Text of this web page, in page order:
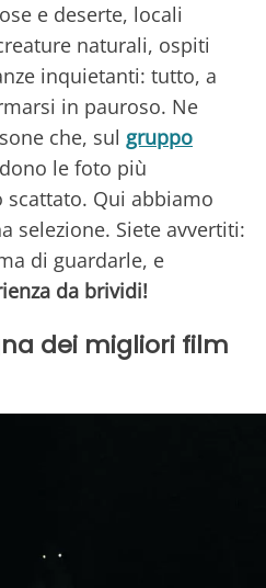
e deserte, locali
naturali, ospiti
inquietanti: tutto, a
in pauroso. Ne
che, sul gruppo
le foto più
scattato. Qui abbiamo
selezione. Siete avvertiti:
di guardarle, e
da brividi!
dei migliori film